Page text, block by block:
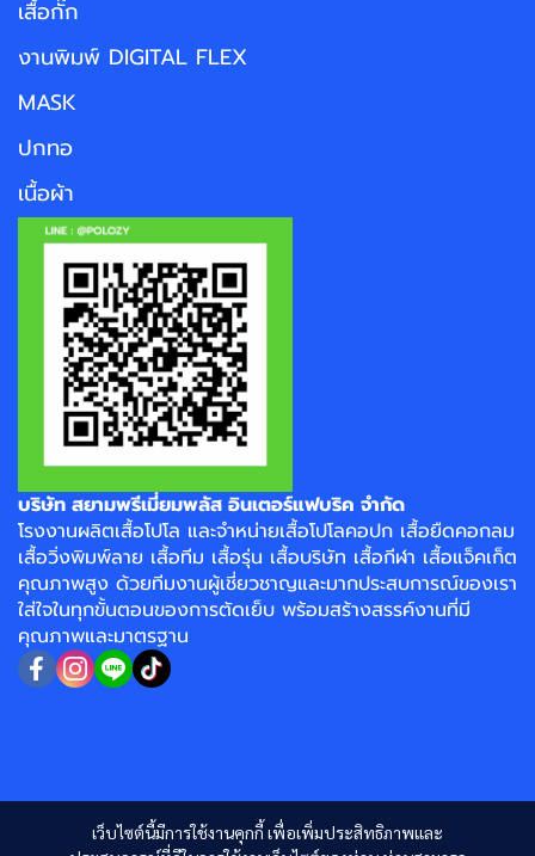
เว็บไซต์นี้มีการใช้งานคุกกี้ เพื่อเพิ่มประสิทธิภาพและ
เสื้อกั๊ก
งานพิมพ์ DIGITAL FLEX
MASK
ปกทอ
เนื้อผ้า
บริษัท สยามพรีเมี่ยมพลัส อินเตอร์แฟบริค จำกัด
โรงงานผลิตเสื้อโปโล และจำหน่ายเสื้อโปโลคอปก เสื้อยืดคอกลม
เสื้อวิ่งพิมพ์ลาย เสื้อทีม เสื้อรุ่น เสื้อบริษัท เสื้อกีฬา เสื้อแจ็คเก็ต
คุณภาพสูง ด้วยทีมงานผู้เชี่ยวชาญและมากประสบการณ์ของเรา
ใส่ใจในทุกขั้นตอนของการตัดเย็บ พร้อมสร้างสรรค์งานที่มี
คุณภาพและมาตรฐาน